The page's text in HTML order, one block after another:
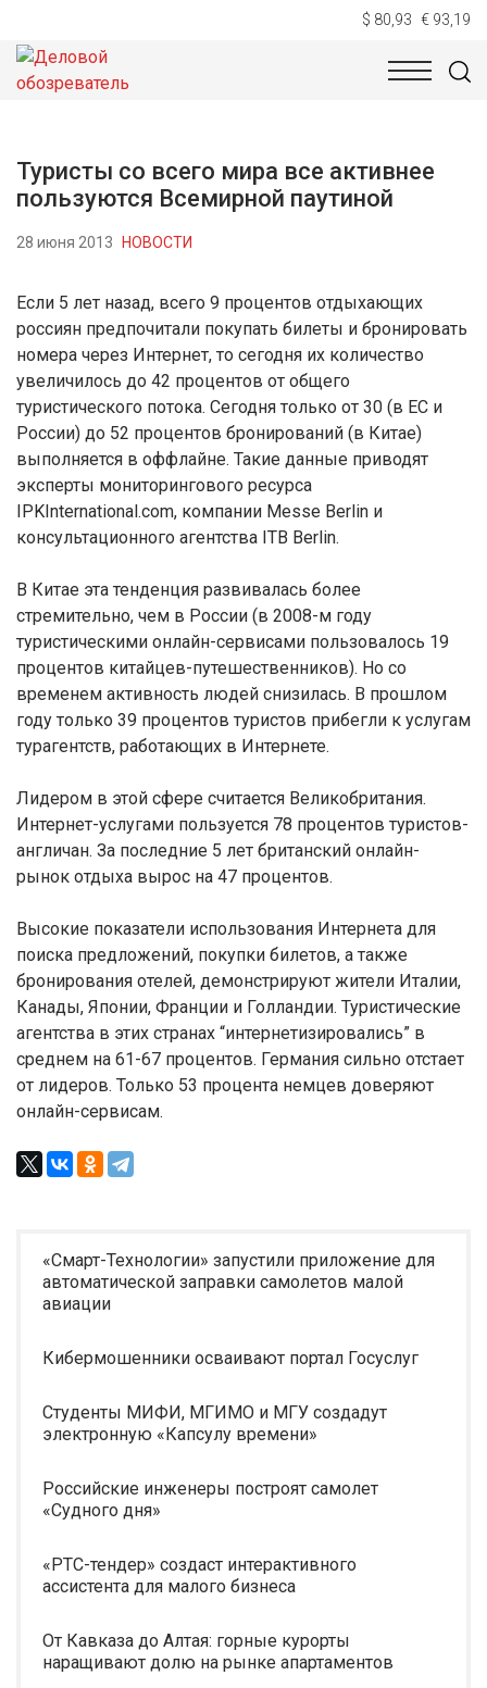
$ 80,93 € 93,19
НОВОСТИ
Туристы со всего мира все активнее
пользуются Всемирной паутиной
28 июня 2013 НОВОСТИ
Если 5 лет назад, всего 9 процентов отдыхающих
россиян предпочитали покупать билеты и бронировать
номера через Интернет, то сегодня их количество
увеличилось до 42 процентов от общего
туристического потока. Сегодня только от 30 (в ЕС и
России) до 52 процентов бронирований (в Китае)
выполняется в оффлайне. Такие данные приводят
эксперты мониторингового ресурса
IPKInternational.com, компании Messe Berlin и
консультационного агентства ITB Berlin.
В Китае эта тенденция развивалась более
стремительно, чем в России (в 2008-м году
туристическими онлайн-сервисами пользовалось 19
процентов китайцев-путешественников). Но со
временем активность людей снизилась. В прошлом
году только 39 процентов туристов прибегли к услугам
турагентств, работающих в Интернете.
Лидером в этой сфере считается Великобритания.
Интернет-услугами пользуется 78 процентов туристов-
англичан. За последние 5 лет британский онлайн-
рынок отдыха вырос на 47 процентов.
Высокие показатели использования Интернета для
поиска предложений, покупки билетов, а также
бронирования отелей, демонстрируют жители Италии,
Канады, Японии, Франции и Голландии. Туристические
агентства в этих странах “интернетизировались” в
среднем на 61-67 процентов. Германия сильно отстает
от лидеров. Только 53 процента немцев доверяют
онлайн-сервисам.
«Смарт-Технологии» запустили приложение для
автоматической заправки самолетов малой
авиации
Кибермошенники осваивают портал Госуслуг
Студенты МИФИ, МГИМО и МГУ создадут
электронную «Капсулу времени»
Российские инженеры построят самолет
«Судного дня»
«РТС-тендер» создаст интерактивного
ассистента для малого бизнеса
От Кавказа до Алтая: горные курорты
наращивают долю на рынке апартаментов